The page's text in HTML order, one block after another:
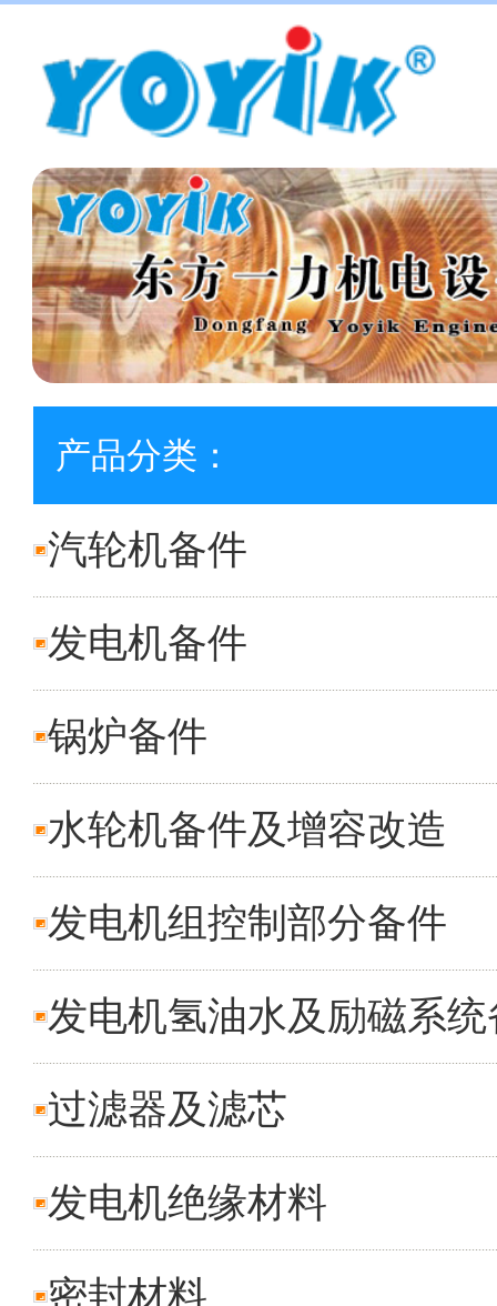
产品分类：
汽轮机备件
发电机备件
锅炉备件
水轮机备件及增容改造
发电机组控制部分备件
发电机氢油水及励磁系统
过滤器及滤芯
发电机绝缘材料
密封材料